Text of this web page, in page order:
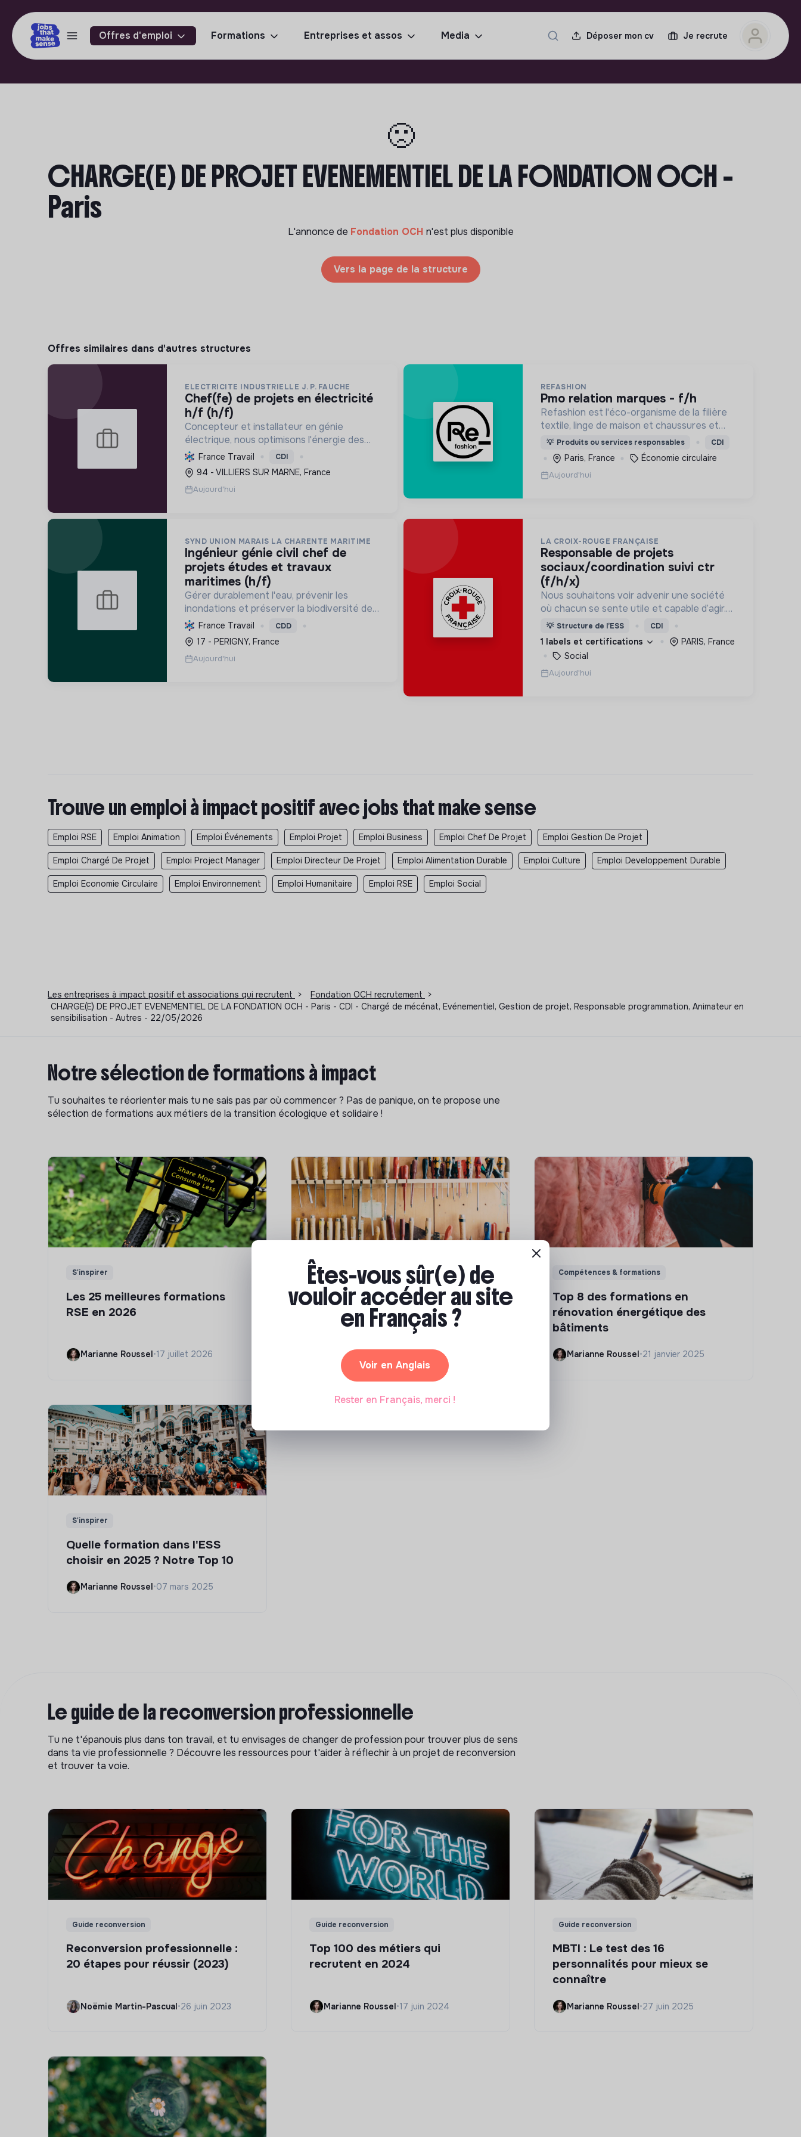
Offres d'emploi Formations Entreprises et assos Media Déposer mon cv Je recrute
🙁
CHARGE(E) DE PROJET EVENEMENTIEL DE LA FONDATION OCH -
Paris
L'annonce de Fondation OCH n'est plus disponible
Vers la page de la structure
Offres similaires dans d'autres structures
ELECTRICITE INDUSTRIELLE J. P. FAUCHE
chef(fe) de projets en électricité
h/f (h/f)
Concepteur et installateur en génie
électrique, nous optimisons l'énergie des
entreprises et collectivités. Engagés dans
la transition écologique avec le Label RGE,
nous offrons des solutions innovant...
France Travail CDI
94 - VILLIERS SUR MARNE, France
Aujourd'hui
REFASHION
pmo relation marques - f/h
Refashion est l'éco-organisme de la filière
textile, linge de maison et chaussures et
une entreprise privée à but non lucratif,
agréée, depuis 2009, par le Ministère de la
Transition écologique.
💡 Produits ou services responsables CDI
Paris, France Économie circulaire
Aujourd'hui
SYND UNION MARAIS LA CHARENTE MARITIME
ingénieur génie civil chef de
projets études et travaux
maritimes (h/f)
Gérer durablement l'eau, prévenir les
inondations et préserver la biodiversité des
marais et zones humides en Charente-
Maritime, par l'ingénierie et la maîtrise
d'œuvre.
France Travail CDD
17 - PERIGNY, France
Aujourd'hui
LA CROIX-ROUGE FRANÇAISE
responsable de projets
sociaux/coordination suivi ctr
(f/h/x)
Nous souhaitons voir advenir une société
où chacun se sente utile et capable d’agir.
Pour cela, nous proposons des moyens et
des lieux d’engagement innovants et
adaptés à tous.
💡 Structure de l’ESS CDI
1 labels et certifications
PARIS, France
Social
Aujourd'hui
Trouve un emploi à impact positif avec jobs that make sense
Emploi RSE Emploi Animation Emploi Événements Emploi Projet Emploi Business Emploi Chef De Projet Emploi Gestion De Projet
Emploi Chargé De Projet Emploi Project Manager Emploi Directeur De Projet Emploi Alimentation Durable Emploi Culture Emploi Developpement Durable
Emploi Economie Circulaire Emploi Environnement Emploi Humanitaire Emploi RSE Emploi Social
Les entreprises à impact positif et associations qui recrutent > Fondation OCH recrutement
>
CHARGE(E) DE PROJET EVENEMENTIEL DE LA FONDATION OCH - Paris - CDI - Chargé de mécénat, Evénementiel, Gestion de projet, Responsable programmation, Animateur en
sensibilisation - Autres - 22/05/2026
Notre sélection de formations à impact
Tu souhaites te réorienter mais tu ne sais pas par où commencer ? Pas de panique, on te propose une
sélection de formations aux métiers de la transition écologique et solidaire !
S'inspirer
Les 25 meilleures formations
RSE en 2026
Marianne Roussel•17 juillet 2026
Compétences & formations
Comment se former à la
transition écologique ?
Marianne Roussel 09 janvier 2024
Compétences & formations
Top 8 des formations en
rénovation énergétique des
bâtiments
Marianne Roussel•21 janvier 2025
S'inspirer
Quelle formation dans l'ESS
choisir en 2025 ? Notre Top 10
Marianne Roussel•07 mars 2025
Le guide de la reconversion professionnelle
Tu ne t'épanouis plus dans ton travail, et tu envisages de changer de profession pour trouver plus de sens
dans ta vie professionnelle ? Découvre les ressources pour t'aider à réflechir à un projet de reconversion
et trouver ta voie.
Guide reconversion
Reconversion professionnelle :
20 étapes pour réussir (2023)
Noëmie Martin-Pascual•26 juin 2023
Guide reconversion
Top 100 des métiers qui
recrutent en 2024
Marianne Roussel•17 juin 2024
Guide reconversion
MBTI : Le test des 16
personnalités pour mieux se
connaître
Marianne Roussel•27 juin 2025
Êtes-vous sûr(e) de
vouloir accéder au site
en Français ?
Voir en Anglais
Rester en Français, merci !